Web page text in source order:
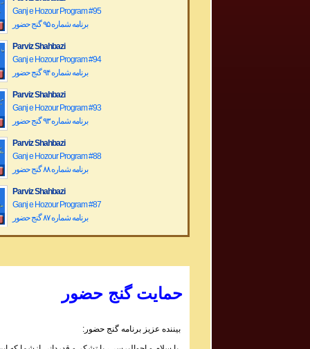
Ganj e Hozour Program #95
برنامه شماره ۹۵ گنج حضور
Parviz Shahbazi
Ganj e Hozour Program #94
برنامه شماره ۹۴ گنج حضور
Parviz Shahbazi
Ganj e Hozour Program #93
برنامه شماره ۹۳ گنج حضور
Parviz Shahbazi
Ganj e Hozour Program #88
برنامه شماره ۸۸ گنج حضور
Parviz Shahbazi
Ganj e Hozour Program #87
برنامه شماره ۸۷ گنج حضور
Parviz Shahbazi
برنامه شماره ۸۶ گنج حضور
Ganj e Hozour Program #020حمایت گنج حضور
بیننده عزیز برنامه گنج حضور: